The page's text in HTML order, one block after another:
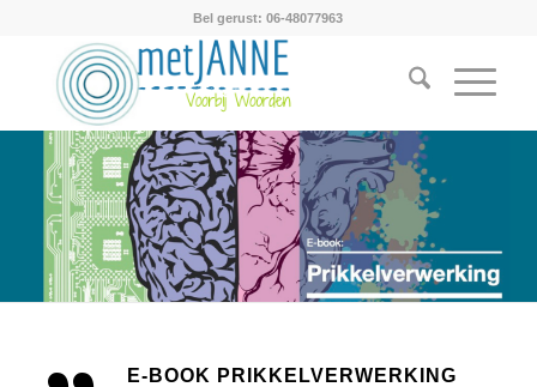
Bel gerust: 06-48077963
E-BOOK PRIKKELVERWERKING